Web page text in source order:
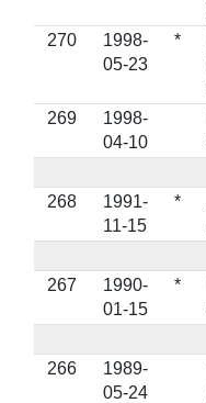
270
1998-
05-23
*
269
1998-
04-10
268
1991-
11-15
*
267
1990-
01-15
*
266
1989-
05-24